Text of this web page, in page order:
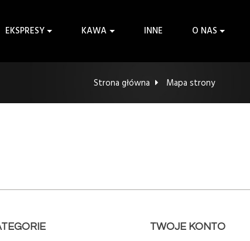
EKSPRESY KAWA INNE O NAS
Strona główna Mapa strony
TWOJE KONTO